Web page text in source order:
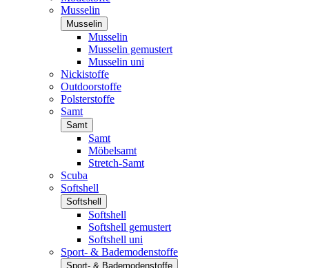
Musselin
Musselin
Musselin
Musselin gemustert
Musselin uni
Nickistoffe
Outdoorstoffe
Polsterstoffe
Samt
Samt
Samt
Möbelsamt
Stretch-Samt
Scuba
Softshell
Softshell
Softshell
Softshell gemustert
Softshell uni
Sport- & Bademodenstoffe
Sport- & Bademodenstoffe